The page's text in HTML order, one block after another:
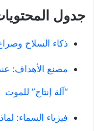
جدول
ذكاء السلاح
مصنع الأهداف:
“آلة إنتاج” للموت
فيزياء السماء: